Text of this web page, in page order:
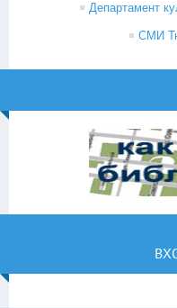
Департамент
СМИ